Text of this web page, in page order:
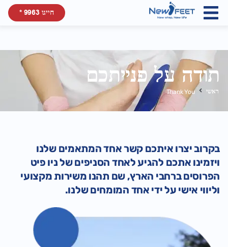
חייגו 9963 *
תודה על פנייתכם
ראשי Thank You
בקרוב יצרו איתכם קשר אחד המתאמים שלנו
ויזמינו אתכם להגיע לאחד הסניפים של ניו פיט
הפרוסים ברחבי הארץ, שם תהנו משירות מקצועי
וליווי אישי על ידי אחד המומחים שלנו.